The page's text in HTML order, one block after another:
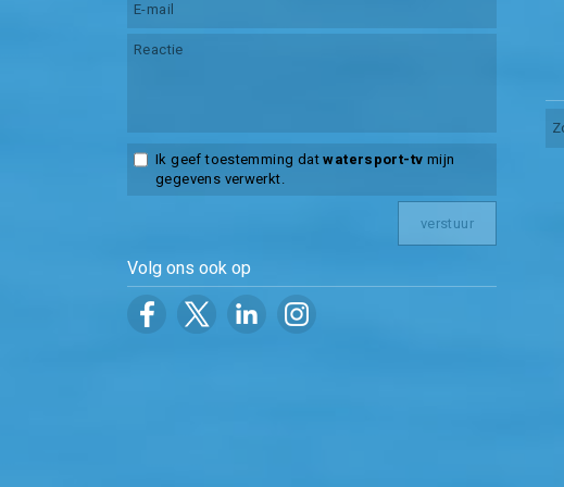
Ik geef toestemming datwatersport-tv mijn
gegevens verwerkt.
Volg ons ook op